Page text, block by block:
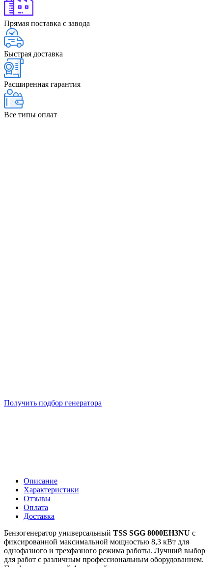
Прямая поставка с завода
Быстрая доставка
Расширенная гарантия
Все типы оплат
Получить подбор генератора
Описание
Характеристики
Отзывы
Оплата
Доставка
Бензогенератор универсальный TSS SGG 8000EH3NU с
фиксированной максимальной мощностью 8,3 кВт для
однофазного и трехфазного режима работы. Лучший выбор
для работ с различным профессиональным оборудованием.